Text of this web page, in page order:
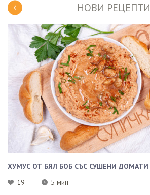
НОВИ РЕЦЕПТИ
ХУМУС ОТ БЯЛ БОБ СЪС СУШЕНИ ДОМАТИ
19
5 мин